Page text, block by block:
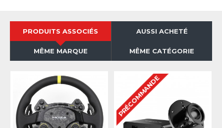
PRODUITS ASSOCIÉS AUSSI ACHETÉ
MÊME MARQUE MÊME CATÉGORIE
PRÉCOMMANDE